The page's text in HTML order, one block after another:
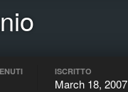
ISCRITTO
March 18, 2007